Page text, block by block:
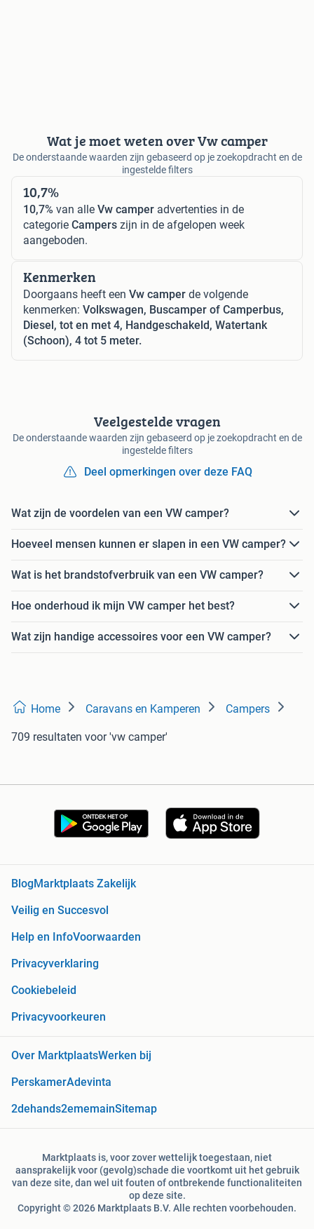
Wat je moet weten over Vw camper
De onderstaande waarden zijn gebaseerd op je zoekopdracht en de
ingestelde filters
10,7%
10,7% van alle Vw camper advertenties in de
categorie Campers zijn in de afgelopen week
aangeboden.
Kenmerken
Doorgaans heeft een Vw camper de volgende
kenmerken: Volkswagen, Buscamper of Camperbus,
Diesel, tot en met 4, Handgeschakeld, Watertank
(Schoon), 4 tot 5 meter.
Veelgestelde vragen
De onderstaande waarden zijn gebaseerd op je zoekopdracht en de
ingestelde filters
Deel opmerkingen over deze FAQ
Wat zijn de voordelen van een VW camper?
Hoeveel mensen kunnen er slapen in een VW camper?
Wat is het brandstofverbruik van een VW camper?
Hoe onderhoud ik mijn VW camper het best?
Wat zijn handige accessoires voor een VW camper?
Home Caravans en Kamperen Campers
709 resultaten voor 'vw camper'
BlogMarktplaats Zakelijk
Veilig en Succesvol
Help en InfoVoorwaarden
Privacyverklaring
Cookiebeleid
Privacyvoorkeuren
Over MarktplaatsWerken bij
PerskamerAdevinta
2dehands2ememainSitemap
Marktplaats is, voor zover wettelijk toegestaan, niet
aansprakelijk voor (gevolg)schade die voortkomt uit het gebruik
van deze site, dan wel uit fouten of ontbrekende functionaliteiten
op deze site.
Copyright © 2026 Marktplaats B.V. Alle rechten voorbehouden.